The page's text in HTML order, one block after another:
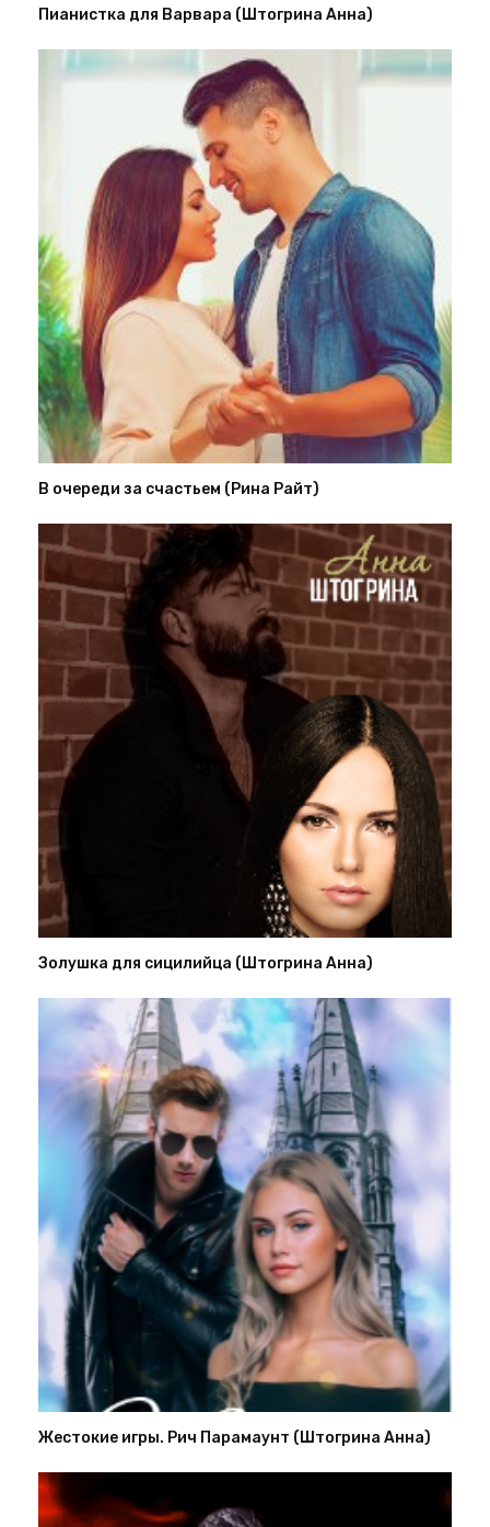
Пианистка для Варвара (Штогрина Анна)
В очереди за счастьем (Рина Райт)
Золушка для сицилийца (Штогрина Анна)
Жестокие игры. Рич Парамаунт (Штогрина Анна)